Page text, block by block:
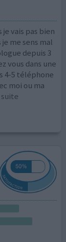
je vais pas bien
me sens mal
depuis 3
vous dans une
4-5 téléphone
moi ou ma
suite